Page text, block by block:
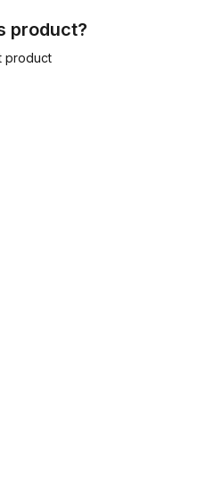
product?
product